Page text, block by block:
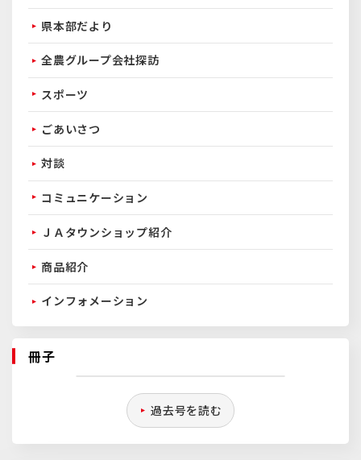
県本部だより
全農グループ会社探訪
スポーツ
ごあいさつ
対談
コミュニケーション
ＪＡタウンショップ紹介
商品紹介
インフォメーション
冊子
過去号を読む